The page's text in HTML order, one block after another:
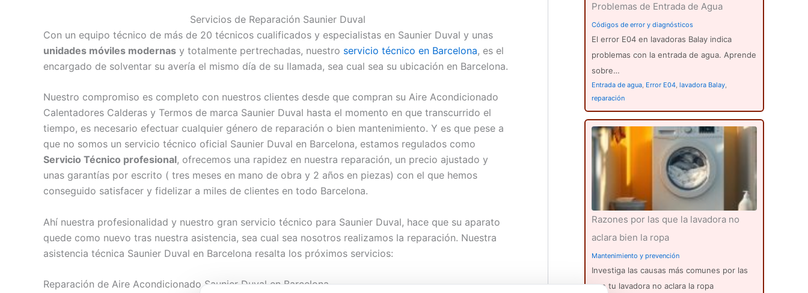
Servicios de Reparación Saunier Duval
Con un equipo técnico de más de 20 técnicos cualificados y especialistas en Saunier Duval y unas
unidades móviles modernas y totalmente pertrechadas, nuestro servicio técnico en Barcelona, es el
encargado de solventar su avería el mismo día de su llamada, sea cual sea su ubicación en Barcelona.
Nuestro compromiso es completo con nuestros clientes desde que compran su Aire Acondicionado
Calentadores Calderas y Termos de marca Saunier Duval hasta el momento en que transcurrido el
tiempo, es necesario efectuar cualquier género de reparación o bien mantenimiento. Y es que pese a
que no somos un servicio técnico oficial Saunier Duval en Barcelona, estamos regulados como
Servicio Técnico profesional, ofrecemos una rapidez en nuestra reparación, un precio ajustado y
unas garantías por escrito ( tres meses en mano de obra y 2 años en piezas) con el que hemos
conseguido satisfacer y fidelizar a miles de clientes en todo Barcelona.
Ahí nuestra profesionalidad y nuestro gran servicio técnico para Saunier Duval, hace que su aparato
quede como nuevo tras nuestra asistencia, sea cual sea nosotros realizamos la reparación. Nuestra
asistencia técnica Saunier Duval en Barcelona resalta los próximos servicios:
Reparación de Aire Acondicionado Saunier Duval en Barcelona
Problemas de Entrada de Agua
Códigos de error y diagnósticos
El error E04 en lavadoras Balay indica
problemas con la entrada de agua. Aprende
sobre…
Entrada de agua, Error E04, lavadora Balay,
reparación
Razones por las que la lavadora no
aclara bien la ropa
Mantenimiento y prevención
Investiga las causas más comunes por las
que tu lavadora no aclara la ropa